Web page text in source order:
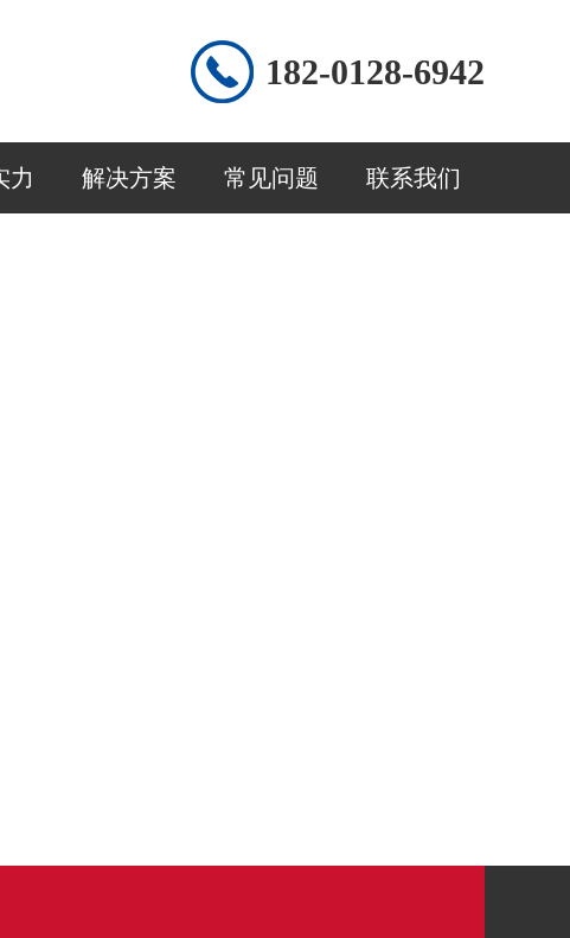
182-0128-6942
力 解决方案 常见问题 联系我们